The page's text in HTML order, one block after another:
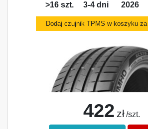
>16 szt. 3-4 dni 2026
Dodaj czujnik TPMS w koszyku za
422 zł /szt.